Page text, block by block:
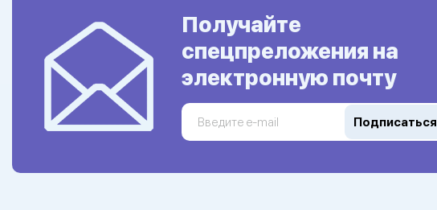
Получайте
спецпреложения на
электронную почту
Подписаться